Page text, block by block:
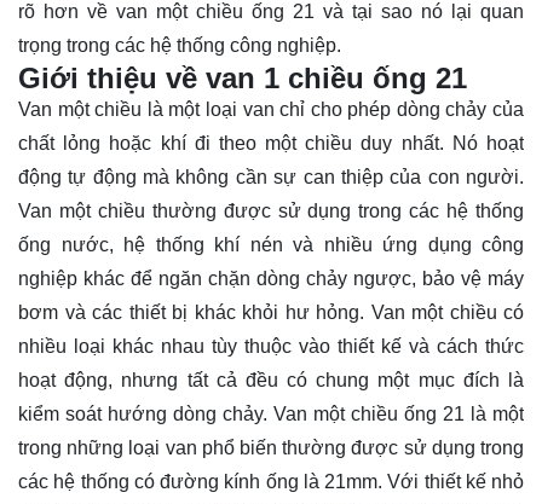
rõ hơn về van một chiều ống 21 và tại sao nó lại quan
trọng trong các hệ thống công nghiệp.
Giới thiệu về van 1 chiều ống 21
Van một chiều là một loại van chỉ cho phép dòng chảy của
chất lỏng hoặc khí đi theo một chiều duy nhất. Nó hoạt
động tự động mà không cần sự can thiệp của con người.
Van một chiều thường được sử dụng trong các hệ thống
ống nước, hệ thống khí nén và nhiều ứng dụng công
nghiệp khác để ngăn chặn dòng chảy ngược, bảo vệ máy
bơm và các thiết bị khác khỏi hư hỏng. Van một chiều có
nhiều loại khác nhau tùy thuộc vào thiết kế và cách thức
hoạt động, nhưng tất cả đều có chung một mục đích là
kiểm soát hướng dòng chảy. Van một chiều ống 21 là một
trong những loại van phổ biến thường được sử dụng trong
các hệ thống có đường kính ống là 21mm. Với thiết kế nhỏ